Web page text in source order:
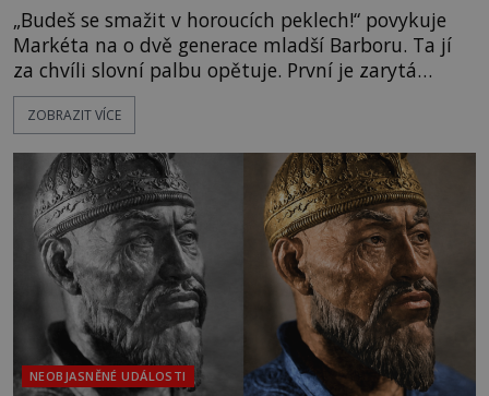
„Budeš se smažit v horoucích peklech!“ povykuje
Markéta na o dvě generace mladší Barboru. Ta jí
za chvíli slovní palbu opětuje. První je zarytá
katolička, druhá přesvědčená kališnice. A každá z
nich se usídlí na jedné z věží slavného hradu
mezi vůdce protihusitského boje. Za manželku má
skutečně jistou
ZOBRAZIT VÍCE
NEOBJASNĚNÉ UDÁLOSTI